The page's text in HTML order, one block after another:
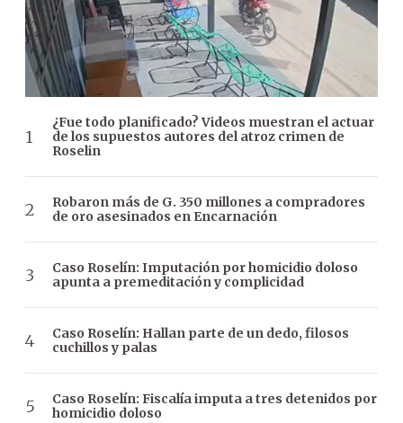
¿Fue todo planificado? Videos muestran el actuar
de los supuestos autores del atroz crimen de
Roselin
Robaron más de G. 350 millones a compradores
de oro asesinados en Encarnación
Caso Roselín: Imputación por homicidio doloso
apunta a premeditación y complicidad
Caso Roselín: Hallan parte de un dedo, filosos
cuchillos y palas
Caso Roselín: Fiscalía imputa a tres detenidos por
homicidio doloso